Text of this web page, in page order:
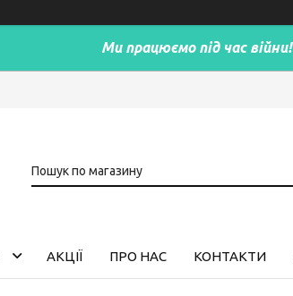
Ми працюємо під час війни!
АКЦІЇ ПРО НАС КОНТАКТИ